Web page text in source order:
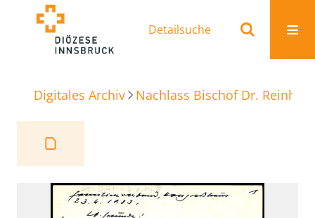
Detailsuche
Digitales Archiv Nachlass Bischof Dr.